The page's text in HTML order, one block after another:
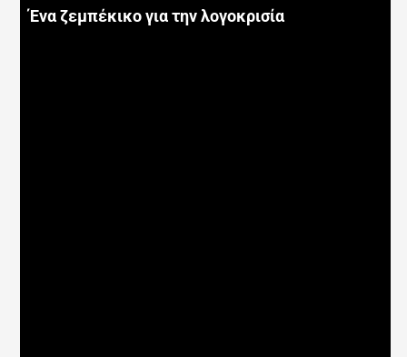
Ένα ζεμπέκικο για την λογοκρισία